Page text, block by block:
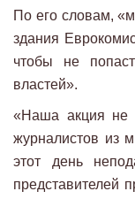
По его словам,
здания
чтобы не
властей».
«Наша акция не
журналистов из
этот день
представителей